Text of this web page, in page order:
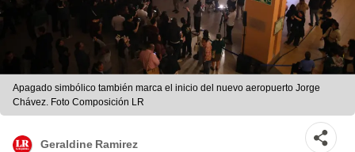
Apagado simbólico también marca el inicio del nuevo aeropuerto Jorge
Chávez. Foto Composición LR
Geraldine Ramirez